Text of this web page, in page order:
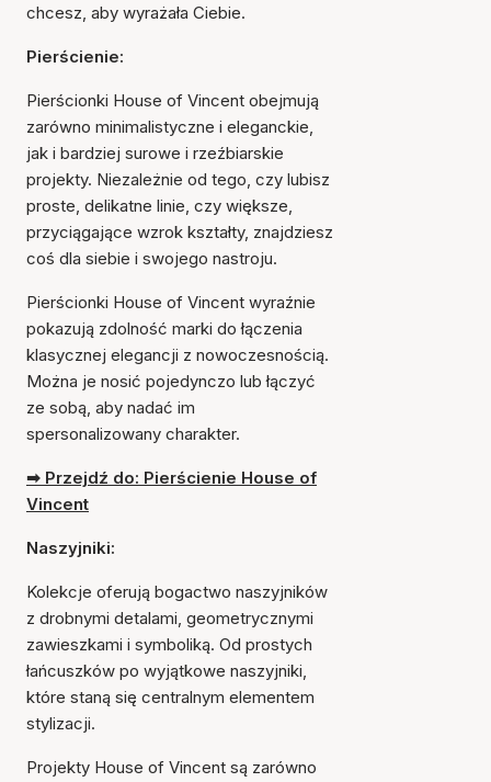
chcesz, aby wyrażała Ciebie.
Pierścienie:
Pierścionki House of Vincent obejmują
zarówno minimalistyczne i eleganckie,
jak i bardziej surowe i rzeźbiarskie
projekty. Niezależnie od tego, czy lubisz
proste, delikatne linie, czy większe,
przyciągające wzrok kształty, znajdziesz
coś dla siebie i swojego nastroju.
Pierścionki House of Vincent wyraźnie
pokazują zdolność marki do łączenia
klasycznej elegancji z nowoczesnością.
Można je nosić pojedynczo lub łączyć
ze sobą, aby nadać im
spersonalizowany charakter.
➡ Przejdź do: Pierścienie House of
Vincent
Naszyjniki:
Kolekcje oferują bogactwo naszyjników
z drobnymi detalami, geometrycznymi
zawieszkami i symboliką. Od prostych
łańcuszków po wyjątkowe naszyjniki,
które staną się centralnym elementem
stylizacji.
Projekty House of Vincent są zarówno